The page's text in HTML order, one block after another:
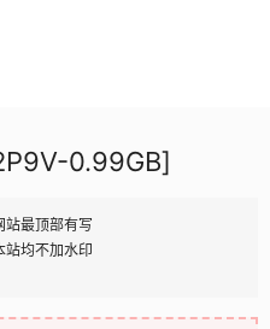
0.99GB]
站最顶部有写
站均不加水印